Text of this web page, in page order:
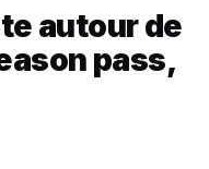
autour de
pass,